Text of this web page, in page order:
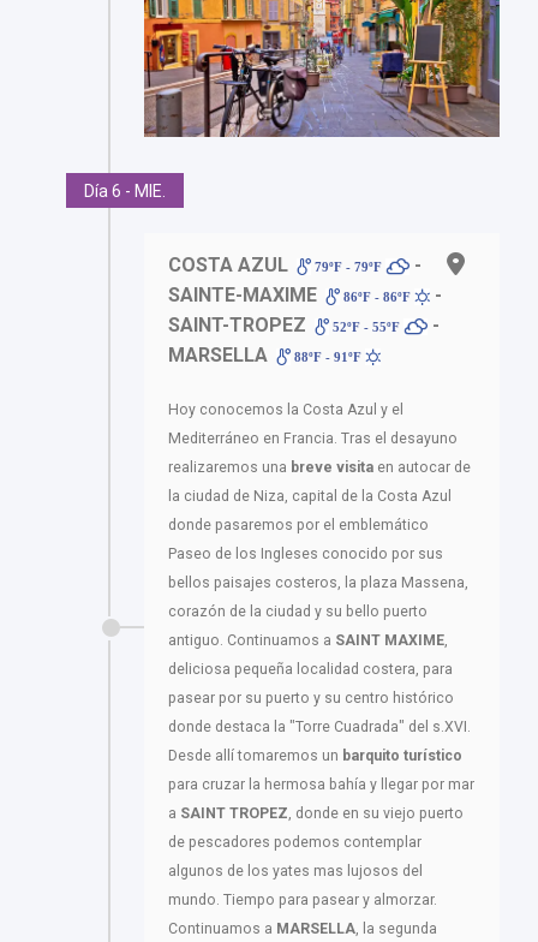
Día 6 - MIE.
COSTA AZUL 79ºF - 79ºF
-
SAINTE-MAXIME
86ºF - 86ºF
-
SAINT-TROPEZ
52ºF - 55ºF
-
MARSELLA
88ºF - 91ºF
Hoy conocemos la Costa Azul y el
Mediterráneo en Francia. Tras el desayuno
realizaremos una breve visita en autocar de
la ciudad de Niza, capital de la Costa Azul
donde pasaremos por el emblemático
Paseo de los Ingleses conocido por sus
bellos paisajes costeros, la plaza Massena,
corazón de la ciudad y su bello puerto
antiguo. Continuamos a SAINT MAXIME,
deliciosa pequeña localidad costera, para
pasear por su puerto y su centro histórico
donde destaca la "Torre Cuadrada" del s.XVI.
Desde allí tomaremos un barquito turístico
para cruzar la hermosa bahía y llegar por mar
a SAINT TROPEZ, donde en su viejo puerto
de pescadores podemos contemplar
algunos de los yates mas lujosos del
mundo. Tiempo para pasear y almorzar.
Continuamos a MARSELLA, la segunda